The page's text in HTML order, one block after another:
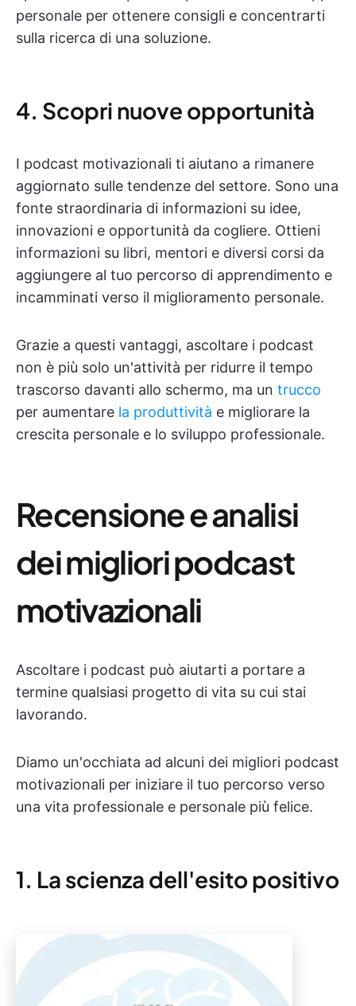
personale per ottenere consigli e concentrarti
sulla ricerca di una soluzione.
4. Scopri nuove opportunità
I podcast motivazionali ti aiutano a rimanere
aggiornato sulle tendenze del settore. Sono una
fonte straordinaria di informazioni su idee,
innovazioni e opportunità da cogliere. Ottieni
informazioni su libri, mentori e diversi corsi da
aggiungere al tuo percorso di apprendimento e
incamminati verso il miglioramento personale.
Grazie a questi vantaggi, ascoltare i podcast
non è più solo un'attività per ridurre il tempo
trascorso davanti allo schermo, ma un trucco
per aumentare la produttività e migliorare la
crescita personale e lo sviluppo professionale.
Recensione e analisi
dei migliori podcast
motivazionali
Ascoltare i podcast può aiutarti a portare a
termine qualsiasi progetto di vita su cui stai
lavorando.
Diamo un'occhiata ad alcuni dei migliori podcast
motivazionali per iniziare il tuo percorso verso
una vita professionale e personale più felice.
1. La scienza dell'esito positivo